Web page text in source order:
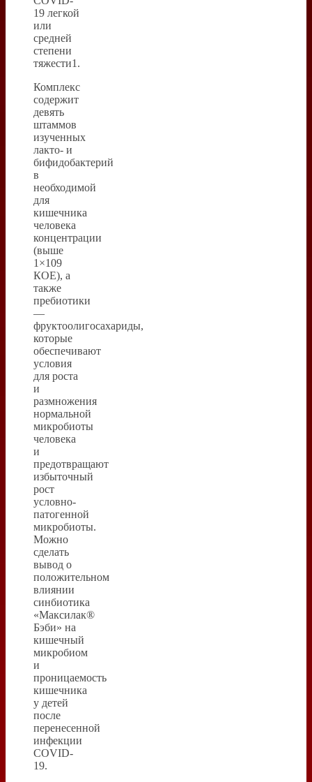
19 легкой
или
средней
степени
тяжести1.
Комплекс
содержит
девять
штаммов
изученных
лакто- и
бифидобактерий
в
необходимой
для
кишечника
человека
концентрации
(выше
1×109
КОЕ), а
также
пребиотики
—
фруктоолигосахариды,
которые
обеспечивают
условия
для роста
и
размножения
нормальной
микробиоты
человека
и
предотвращают
избыточный
рост
условно-
патогенной
микробиоты.
Можно
сделать
вывод о
положительном
влиянии
синбиотика
«Максилак®
Бэби» на
кишечный
микробиом
и
проницаемость
кишечника
у детей
после
перенесенной
инфекции
COVID-
19.